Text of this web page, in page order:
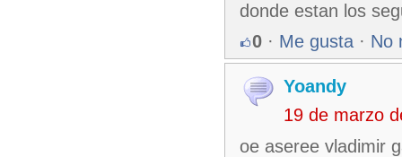
donde estan los
0 · Me gusta · No
Yoandy
19 de marzo
oe aseree vladimir